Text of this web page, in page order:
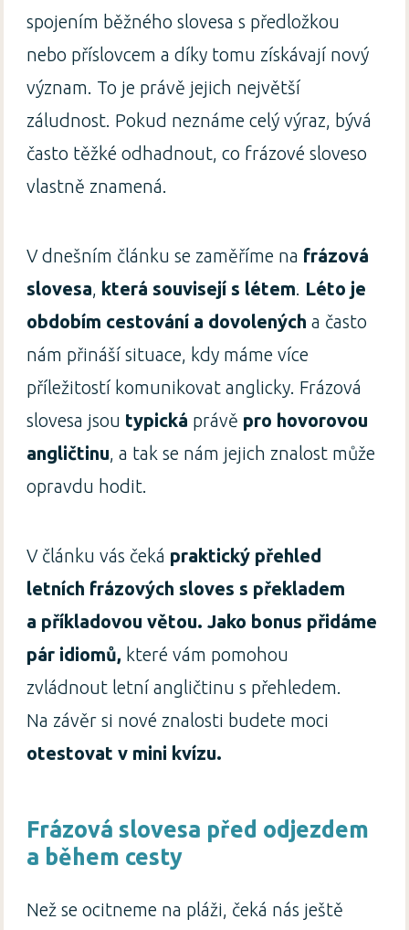
spojením běžného slovesa s předložkou
nebo příslovcem a díky tomu získávají nový
význam. To je právě jejich největší
záludnost. Pokud neznáme celý výraz, bývá
často těžké odhadnout, co frázové sloveso
vlastně znamená.
V dnešním článku se zaměříme na frázová
slovesa která souvisejí s létem Léto je
obdobím cestování a dovolených a často
nám přináší situace, kdy máme více
příležitostí komunikovat anglicky. Frázová
slovesa jsou typická právě pro hovorovou
angličtinu , a tak se nám jejich znalost může
opravdu hodit.
V článku vás čeká praktický přehled
letních frázových sloves s překladem
a příkladovou větou. Jako bonus přidáme
pár idiomů, které vám pomohou
zvládnout letní angličtinu s přehledem.
Na závěr si nové znalosti budete moci
otestovat v mini kvízu.
Frázová slovesa před odjezdem
a během cesty
Než se ocitneme na pláži, čeká nás ještě